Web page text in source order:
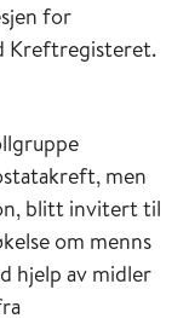
for
Kreftregisteret.
men
blitt invitert til
om menns
hjelp av midler